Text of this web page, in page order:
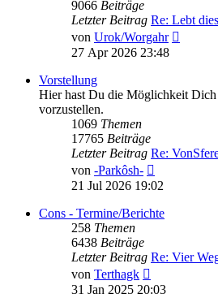
9066 Beiträge
Letzter Beitrag Re: Lebt
von Urok/Worgahr
27 Apr 2026 23:48
Vorstellung
Hier hast Du die Möglichkeit
vorzustellen.
1069 Themen
17765 Beiträge
Letzter Beitrag Re:
von -Parkôsh-
Beitrag
21 Jul 2026 19:02
Cons - Termine/Berichte
258 Themen
6438 Beiträge
Letzter Beitrag Re: Vier
von Terthagk
Beitrag
31 Jan 2025 20:03